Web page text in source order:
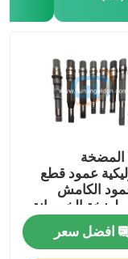
عمود قطع
الكامش
لضخة الخرسانة
افضل سعر